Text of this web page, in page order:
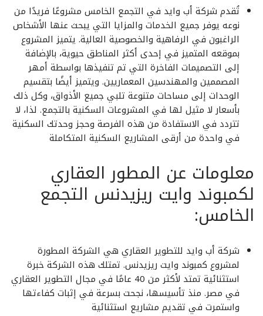
تُقدم شركة أب وايد في التجمع الخامس مشروعًا فريدًا من
نوعه يوفر جميع الخدمات والمزايا التي يبحث عنها الأشخاص
الراغبون في الرفاهية والخصوصية العالية. يتميز المشروع
بموقعه المتميز في إحدى أكثر المناطق حيوية، بالإضافة
إلى التصميمات الفاخرة التي تم تنفيذها بواسطة أمهر
المصممين والمهندسين المعماريين. ويتميز أيضًا بتقسيم
الوحدات إلى مساحات متنوعة تلبي جميع الأذواق، وكل ذلك
بأسعار لا مثيل لها في المشروعات السكنية بالتجمع. لذا، لا
تتردد في الاستفادة من هذه الفرصة وحجز وحدتك السكنية
في واحدة من أرقى المشاريع السكنية المتكاملة
معلومات عن المطور العقاري
لكمبوند وايت ريزيدنس التجمع
الخامس:
شركة أب وايد للتطوير العقاري هي الشركة المطورة
لمشروع كمبوند وايت ريزيدنس. تمتلك هذه الشركة خبرة
استثنائية تمتد لأكثر من 40 عامًا في مجال التطوير العقاري
في مصر. منذ تأسيسها، نجحت بسرعة في إثبات كفاءتها
واستمرت في تقديم مشاريع استثنائية